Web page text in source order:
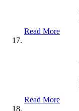
Read More
Read More